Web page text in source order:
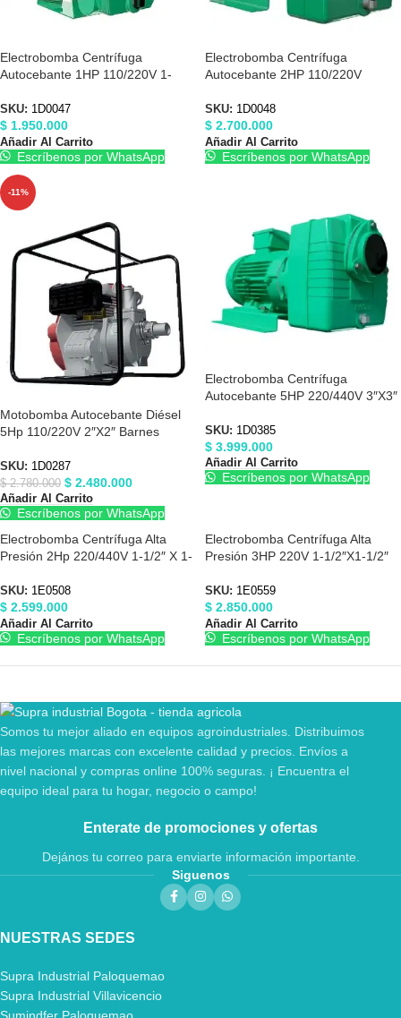
Electrobomba Centrífuga
Autocebante 1HP 110/220V 1-
SKU: 1D0047
$ 1.950.000
Añadir Al Carrito
Escríbenos por WhatsApp
Electrobomba Centrífuga
Autocebante 2HP 110/220V
SKU: 1D0048
$ 2.700.000
Añadir Al Carrito
Escríbenos por WhatsApp
-11%
Motobomba Autocebante Diésel
5Hp 110/220V 2″X2″ Barnes
SKU: 1D0287
$2.780.000 $ 2.480.000
Añadir Al Carrito
Escríbenos por WhatsApp
Electrobomba Centrífuga
Autocebante 5HP 220/440V 3″X3″
SKU: 1D0385
$ 3.999.000
Añadir Al Carrito
Escríbenos por WhatsApp
Electrobomba Centrífuga Alta
Presión 2Hp 220/440V 1-1/2″ X 1-
SKU: 1E0508
$ 2.599.000
Añadir Al Carrito
Escríbenos por WhatsApp
Electrobomba Centrífuga Alta
Presión 3HP 220V 1-1/2″X1-1/2″
SKU: 1E0559
$ 2.850.000
Añadir Al Carrito
Escríbenos por WhatsApp
Somos tu mejor aliado en equipos agroindustriales. Distribuimos
las mejores marcas con excelente calidad y precios. Envíos a
nivel nacional y compras online 100% seguras. ¡ Encuentra el
equipo ideal para tu hogar, negocio o campo!
Enterate de promociones y ofertas
Dejános tu correo para enviarte información importante.
Siguenos
NUESTRAS SEDES
Supra Industrial Paloquemao
Supra Industrial Villavicencio
Sumindfer Paloquemao